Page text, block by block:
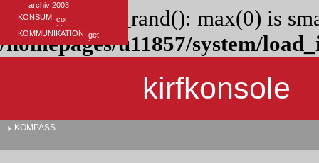
Warning
: mt_rand(): max(0) is
/homepages/u11857/system/
kirfkonsole
KOMPASS
archiv 2003
KONSUM
KOMMUNIKATION